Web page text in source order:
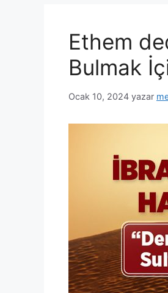
Ethem
Bulmak
Ocak 10, 2024 yazar